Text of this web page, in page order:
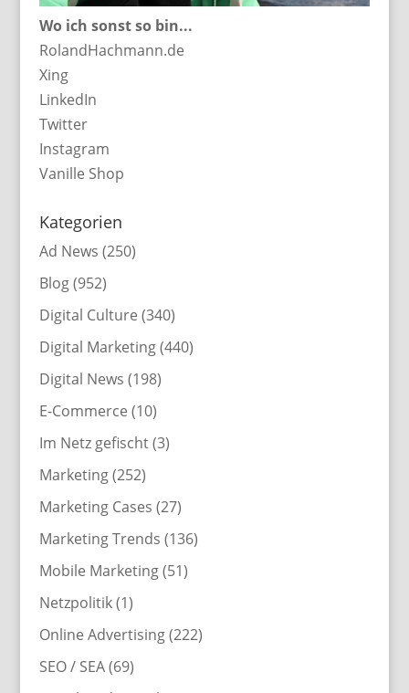
Wo ich sonst so bin...
RolandHachmann.de
Xing
LinkedIn
Twitter
Instagram
Vanille Shop
Kategorien
Ad News (250)
Blog(952)
Digital Culture (340)
Digital Marketing(440)
Digital News (198)
E-Commerce (10)
Im Netz gefischt(3)
Marketing(252)
Marketing Cases (27)
Marketing Trends (136)
Mobile Marketing(51)
Netzpolitik(1)
Online Advertising(222)
SEO / SEA(69)